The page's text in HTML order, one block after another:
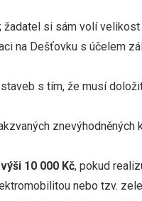
; žadatel si sám volí velikost
na Dešťovku s účelem
staveb s tím, že musí
10 000 Kč, pokud
nebo tzv.